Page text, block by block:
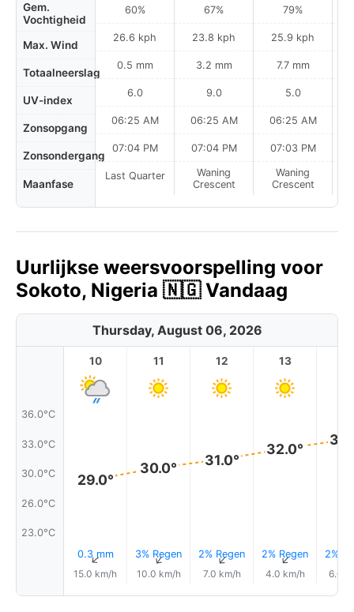
Gem.
Vochtigheid
Max. Wind
Totaalneerslag
UV-index
Zonsopgang
Zonsondergang
Maanfase
60%
26.6 kph
0.5 mm
6.0
06:25 AM
07:04 PM
Last Quarter
67%
23.8 kph
3.2 mm
9.0
06:25 AM
07:04 PM
Waning
Crescent
79%
25.9 kph
7.7 mm
5.0
06:25 AM
07:03 PM
Waning
Crescent
Uurlijkse weersvoorspelling voor
Sokoto, Nigeria 🇳🇬 Vandaag
Thursday, August 06, 2026
36.0°C
33.0°C
30.0°C
26.0°C
23.0°C
10
29.0°
0.3 mm
↑
15.0 km/h
11
30.0°
3% Regen
↑
10.0 km/h
12
31.0°
2% Regen
↑
7.0 km/h
13
32.0°
2% Regen
↑
4.0 km/h
2%
6.0